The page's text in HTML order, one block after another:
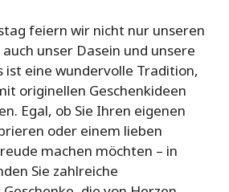
feiern wir nicht nur unseren
unser Dasein und unsere
ist eine wundervolle Tradition,
originellen Geschenkideen
Egal, ob Sie Ihren eigenen
oder einem lieben
machen möchten – in
Sie zahlreiche